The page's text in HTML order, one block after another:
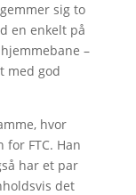
sig to
en enkelt på
–
med god
hvor
for FTC. Han
har et par
det